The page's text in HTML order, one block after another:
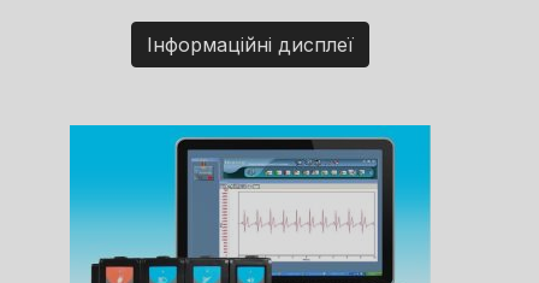
Інформаційні дисплеї